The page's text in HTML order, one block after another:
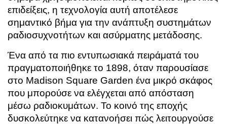
επιδείξεις, η τεχνολογία αυτή αποτέλεσε
σημαντικό βήμα για την ανάπτυξη συστημάτων
ραδιοσυχνοτήτων και ασύρματης μετάδοσης.
Ένα από τα πιο εντυπωσιακά πειράματά του
πραγματοποιήθηκε το 1898, όταν παρουσίασε
στο Madison Square Garden ένα μικρό σκάφος
που μπορούσε να ελέγχεται από απόσταση
μέσω ραδιοκυμάτων. Το κοινό της εποχής
δυσκολεύτηκε να κατανοήσει πώς λειτουργούσε